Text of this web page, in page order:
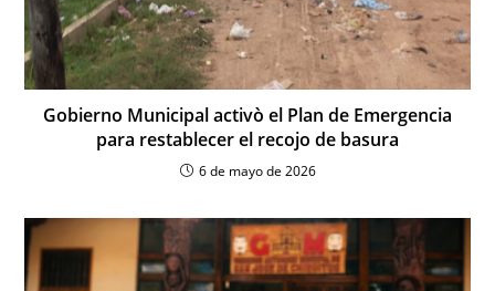
Gobierno Municipal activò el Plan de Emergencia
para restablecer el recojo de basura
6 de mayo de 2026